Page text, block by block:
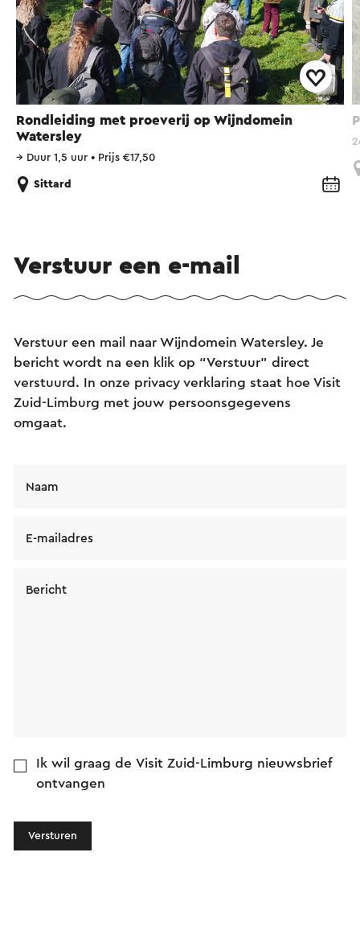
Rondleiding met proeverij op Wijndomein
Watersley
→ Duur 1,5 uur • Prijs €17,50
Sittard
Verstuur een e-mail
Verstuur een mail naar Wijndomein Watersley. Je
bericht wordt na een klik op “Verstuur” direct
verstuurd. In onze privacy verklaring staat hoe Visit
Zuid-Limburg met jouw persoonsgegevens
omgaat.
Naam
E-mailadres
Bericht
Ik wil graag de Visit Zuid-Limburg nieuwsbrief
ontvangen
Versturen